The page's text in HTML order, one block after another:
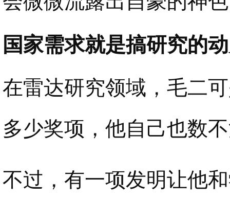
国家需求就是搞研究的
在雷达研究领域，毛二
多少奖项，他自己也数
不过，有一项发明让他